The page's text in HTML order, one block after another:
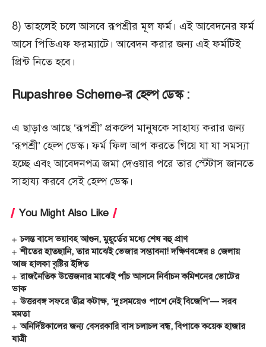
8) তাহলেই চলে আসবে রূপশ্রীর মূল ফর্ম। এই আবেদনের ফর্ম
আসে পিডিএফ ফরম্যাটে। আবেদন করার জন্য এই ফর্মটিই
প্রিন্ট নিতে হবে।
Rupashree Scheme-র হেল্প ডেস্ক :
এ ছাড়াও আছে ‘রূপশ্রী’ প্রকল্পে মানুষকে সাহায্য করার জন্য
‘রূপশ্রী’ হেল্প ডেস্ক। ফর্ম ফিল আপ করতে গিয়ে যা যা সমস্যা
হচ্ছে এবং আবেদনপত্র জমা দেওয়ার পরে তার স্টেটাস জানতে
সাহায্য করবে সেই হেল্প ডেস্ক।
You Might Also Like
চলন্ত বাসে ভয়াবহ আগুন, মুহূর্তের মধ্যে শেষ বহু প্রাণ
শীতের হাতছানি, তার মাঝেই ভেজার সম্ভাবনা! দক্ষিণবঙ্গের ৪ জেলায়
আজ হালকা বৃষ্টির ইঙ্গিত
রাজনৈতিক উত্তেজনার মাঝেই পাঁচ আসনে নির্বাচন কমিশনের ভোটের
ডাক
উত্তরবঙ্গ সফরে তীব্র কটাক্ষ, ‘দুঃসময়েও পাশে নেই বিজেপি’— সরব
মমতা
অনির্দিষ্টকালের জন্য বেসরকারি বাস চলাচল বন্ধ, বিপাকে কয়েক হাজার
যাত্রী